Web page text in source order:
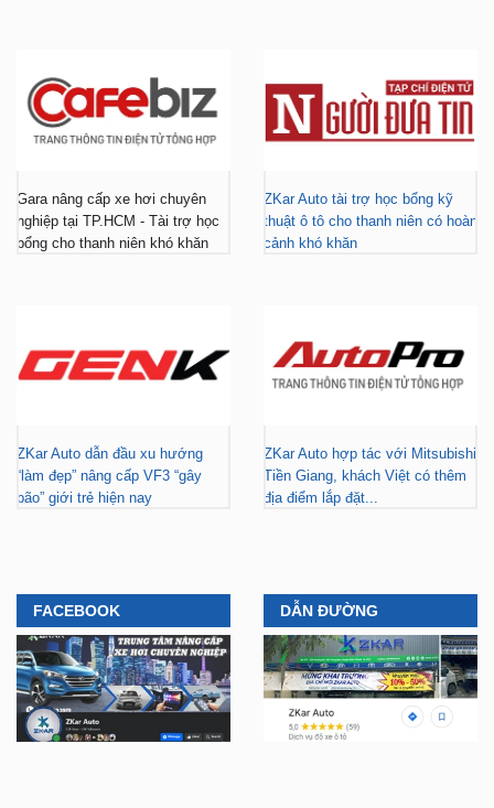
Gara nâng cấp xe hơi chuyên
nghiệp tại TP.HCM - Tài trợ học
bổng cho thanh niên khó khăn
ZKar Auto tài trợ học bổng kỹ
thuật ô tô cho thanh niên có hoàn
cảnh khó khăn
ZKar Auto dẫn đầu xu hướng
“làm đẹp” nâng cấp VF3 “gây
bão” giới trẻ hiện nay
ZKar Auto hợp tác với Mitsubishi
Tiền Giang, khách Việt có thêm
địa điểm lắp đặt...
FACEBOOK DẪN ĐƯỜNG